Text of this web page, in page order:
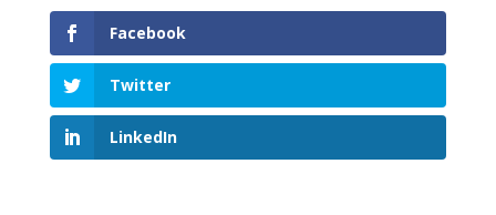
Facebook
Twitter
LinkedIn